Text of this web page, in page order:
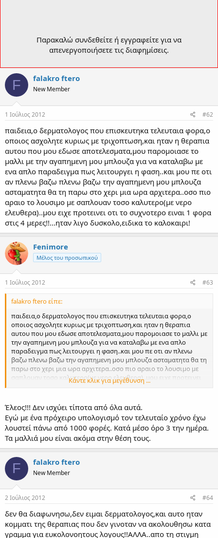
Παρακαλώ συνδεθείτε ή εγγραφείτε για να
απενεργοποιήσετε τις διαφημίσεις.
F falakro ftero
New Member
1 Ιούλιος 2012 #62
παιδεια,ο δερματολογος που επισκευτηκα τελευταια φορα,ο
οποιος ασχολητε κυριως με τριχοπτωση,και ηταν η θεραπια
αυτου που μου εδωσε αποτελεσματα,μου παρομοιασε το
μαλλι με την αγαπημενη μου μπλουζα για να καταλαβω με
ενα απλο παραδειγμα πως λειτουργει η φαση..και μου πε οτι
αν πλενω βαζω πλενω βαζω την αγαπημενη μου μπλουζα
ασταματητα θα τη παρω στο χερι μια ωρα αρχιτερα..οσο πιο
αραιο το λουσιμο με σαπλουαν τοσο καλυτερο(με νερο
ελευθερα)..μου ειχε προτεινει οτι το συχνοτερο ειναι 1 φορα
στις 4 μερες!!...ηταν λιγο δυσκολο,ειδικα το καλοκαιρι!
Fenimore
Μέλος του προσωπικού
1 Ιούλιος 2012 #63
falakro ftero είπε:
παιδεια,ο δερματολογος που επισκευτηκα τελευταια φορα,ο
οποιος ασχολητε κυριως με τριχοπτωση,και ηταν η θεραπια
αυτου που μου εδωσε αποτελεσματα,μου παρομοιασε το μαλλι με
την αγαπημενη μου μπλουζα για να καταλαβω με ενα απλο
παραδειγμα πως λειτουργει η φαση..και μου πε οτι αν πλενω
βαζω πλενω βαζω την αγαπημενη μου μπλουζα ασταματητα θα τη
παρω στο χερι μια ωρα αρχιτερα..οσο πιο αραιο το λουσιμο με
σαπλουαν τοσο καλυτερο(με νερο ελευθερα)..μου ειχε προτεινει
οτι το συχνοτερο ειναι 1 φορα στις 4 μερες!!...ηταν λιγο
Κάντε κλικ για μεγέθυνση ...
Έλεος!!! Δεν ισχύει τίποτα από όλα αυτά.
Εγώ με ένα πρόχειρο υπολογισμό τον τελευταίο χρόνο έχω
λουστεί πάνω από 1000 φορές. Κατά μέσο όρο 3 την ημέρα.
Τα μαλλιά μου είναι ακόμα στην θέση τους.
F falakro ftero
New Member
2 Ιούλιος 2012 #64
δεν θα διαφωνησω,δεν ειμαι δερματολογος,και αυτο ηταν
κομματι της θεραπιας που δεν γινοταν να ακολουθησω κατα
γραμμα για ευκολονοητους λογους!!ΑΛΛΑ..απο τη στιγμη